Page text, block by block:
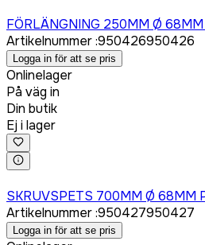
FÖRLÄNGNING 250MM Ø 68MM
Artikelnummer:950426950426
Logga in för att se pris
Onlinelager
På väg in
Din butik
Ej i lager
SKRUVSPETS 700MM Ø 68MM
Artikelnummer:950427950427
Logga in för att se pris